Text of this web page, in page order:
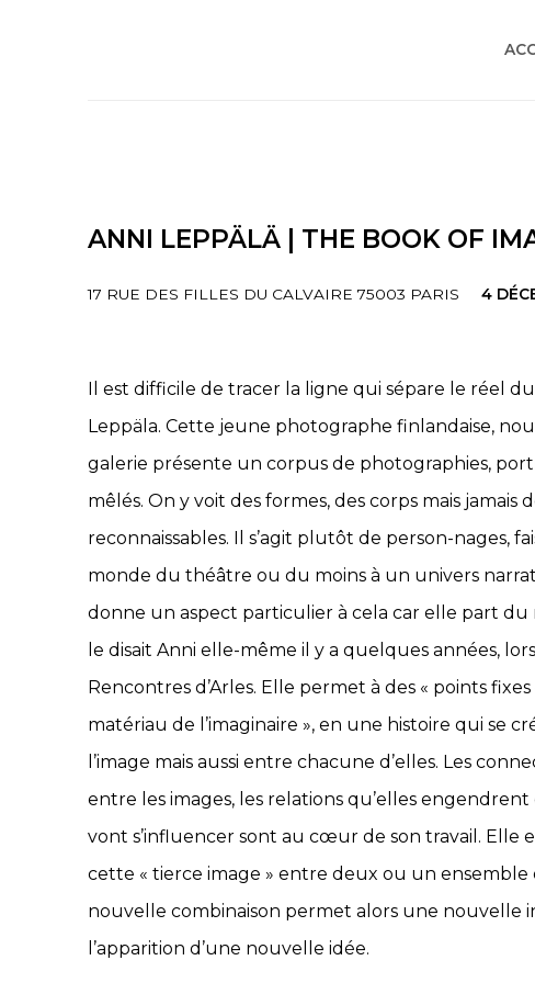
ANNI LEPPÄLÄ | THE BOOK OF
4
17 RUE DES FILLES DU CALVAIRE 75003 PARIS
Il est difficile de tracer la ligne qui sépare le réel
Leppäla. Cette jeune photographe finlandaise,
galerie présente un corpus de photographies,
mêlés. On y voit des formes, des corps mais jamais
reconnaissables. Il s’agit plutôt de person-nages,
monde du théâtre ou du moins à un univers
donne un aspect particulier à cela car elle part du
le disait Anni elle-même il y a quelques années,
Rencontres d’Arles. Elle permet à des « points
matériau de l’imaginaire », en une histoire qui se
l’image mais aussi entre chacune d’elles. Les
entre les images, les relations qu’elles
vont s’influencer sont au cœur de son travail. Elle
cette « tierce image » entre deux ou un ensemble
nouvelle combinaison permet alors une nouvelle
l’apparition d’une nouvelle idée.